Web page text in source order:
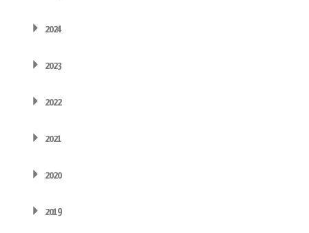
2024
2023
2022
2021
2020
2019